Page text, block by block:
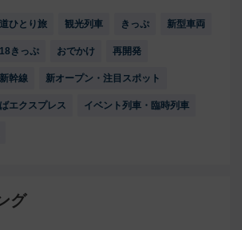
ひとり旅 観光列車 きっぷ 新型車両
きっぷ おでかけ 再開発
新幹線 新オープン・注目スポット
エクスプレス イベント列車・臨時列車
グ